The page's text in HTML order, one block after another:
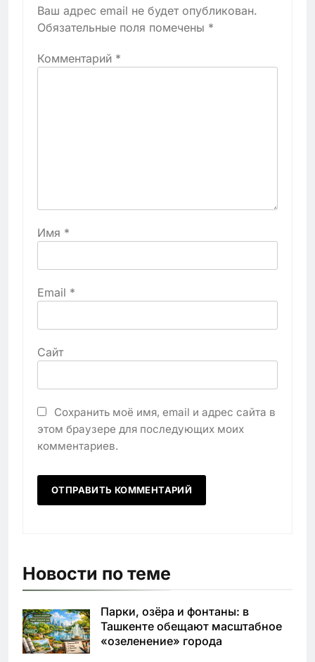
Ваш адрес email не будет опубликован.
Обязательные поля помечены *
Комментарий *
Имя *
Email *
Сайт
Сохранить моё имя, email и адрес сайта в
этом браузере для последующих моих
комментариев.
Новости по теме
Парки, озёра и фонтаны: в
Ташкенте обещают масштабное
«озеленение» города